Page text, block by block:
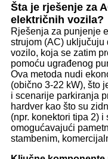
Šta je rješenje za
električnih vozila?
Rješenja za punjenje
strujom (AC) uključuju
vozilo, koja se zatim
pomoću ugrađenog
Ova metoda nudi
(obično 3-22 kW), što
i scenarije parkiranja
hardver kao što su
(npr. konektori tipa 2)
omogućavajući
stambenim,